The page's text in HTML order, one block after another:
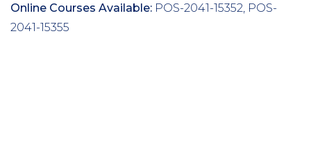
Online Courses Available: POS-2041-15352, POS-
2041-15355